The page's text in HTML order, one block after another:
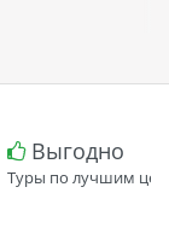
Выгодно
Туры по лучшим